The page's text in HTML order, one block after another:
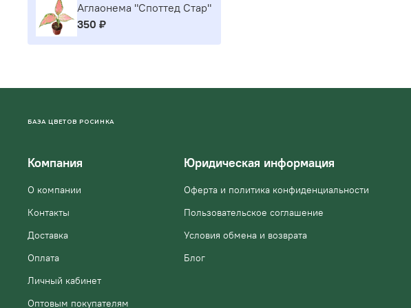
Аглаонема "Споттед Стар"
350 ₽
БАЗА ЦВЕТОВ РОСИНКА
Компания
О компании
Контакты
Доставка
Оплата
Личный кабинет
Оптовым покупателям
Юридическая информация
Оферта и политика конфиденциальности
Пользовательское соглашение
Условия обмена и возврата
Блог